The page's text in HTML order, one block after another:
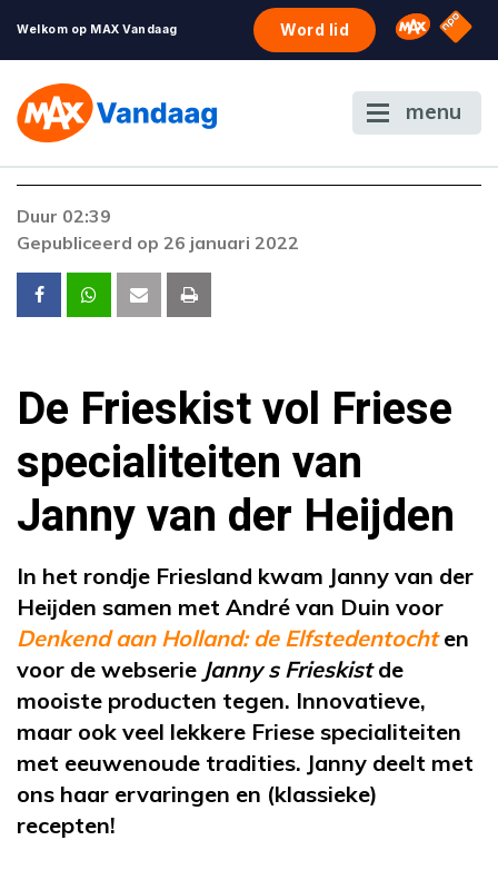
Welkom op MAX Vandaag Word lid Omroep
NPO
menu
Duur 02:39
Gepubliceerd op 26 januari 2022
De Frieskist vol Friese
specialiteiten van
Janny van der Heijden
In het rondje Friesland kwam Janny van der
Heijden samen met André van Duin voor
Denkend aan Holland: de Elfstedentochten
voor de webserie Janny s Frieskistde
mooiste producten tegen. Innovatieve,
maar ook veel lekkere Friese specialiteiten
met eeuwenoude tradities. Janny deelt met
ons haar ervaringen en (klassieke)
recepten!